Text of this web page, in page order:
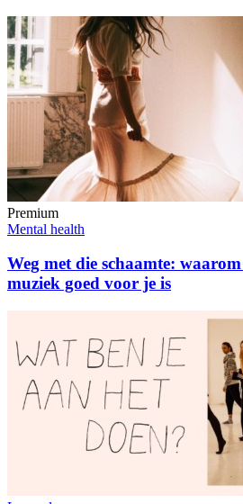
Premium
Mental health
Weg met die schaamte:
muziek goed voor je is